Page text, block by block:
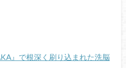
』で根深く刷り込まれた洗脳